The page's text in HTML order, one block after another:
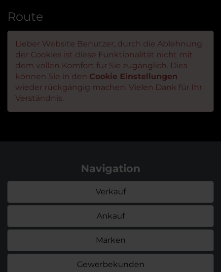
Route
Lieber Website Benutzer, durch die Ablehnung
der Cookies ist diese Funktionalität nicht mit
dem vollen Komfort für Sie zugänglich. Dies
können Sie in den Cookie Einstellungen
wieder rückgängig machen. Vielen Dank für Ihr
Verständnis.
Navigation
Verkauf
Ankauf
Marken
Gewerbekunden